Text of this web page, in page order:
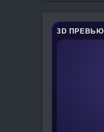
3D ПРЕВЬЮ